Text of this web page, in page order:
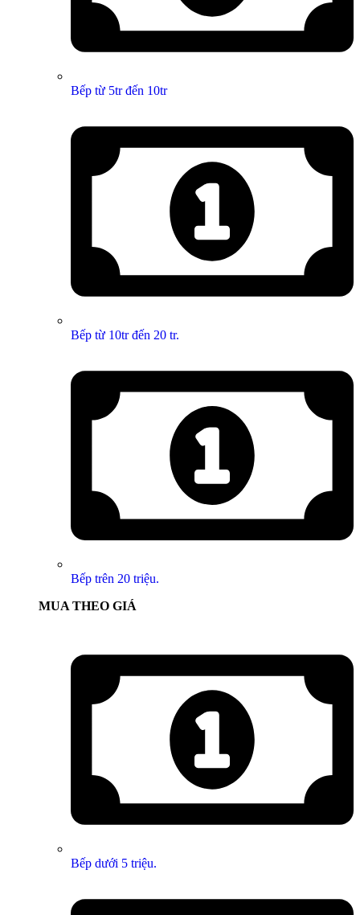
Bếp từ 5tr đến 10tr
Bếp từ 10tr đến 20 tr.
Bếp trên 20 triệu.
MUA THEO GIÁ
Bếp dưới 5 triệu.